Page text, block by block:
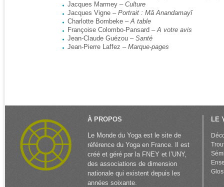
Jacques Marmey – Culture
Jacques Vigne – Portrait : Mâ Anandamayî
Charlotte Bombeke –A table
Françoise Colombo-Pansard –A votre avis
Jean-Claude Guézou – Santé
Jean-Pierre Laffez – Marque-pages
À PROPOS
Le Monde du Yoga est le site de
référence du Yoga en France. Il est
créé et géré par la FNEY et l’UNY,
des associations de dimension
nationale qui existent depuis les
années soixante.
LE